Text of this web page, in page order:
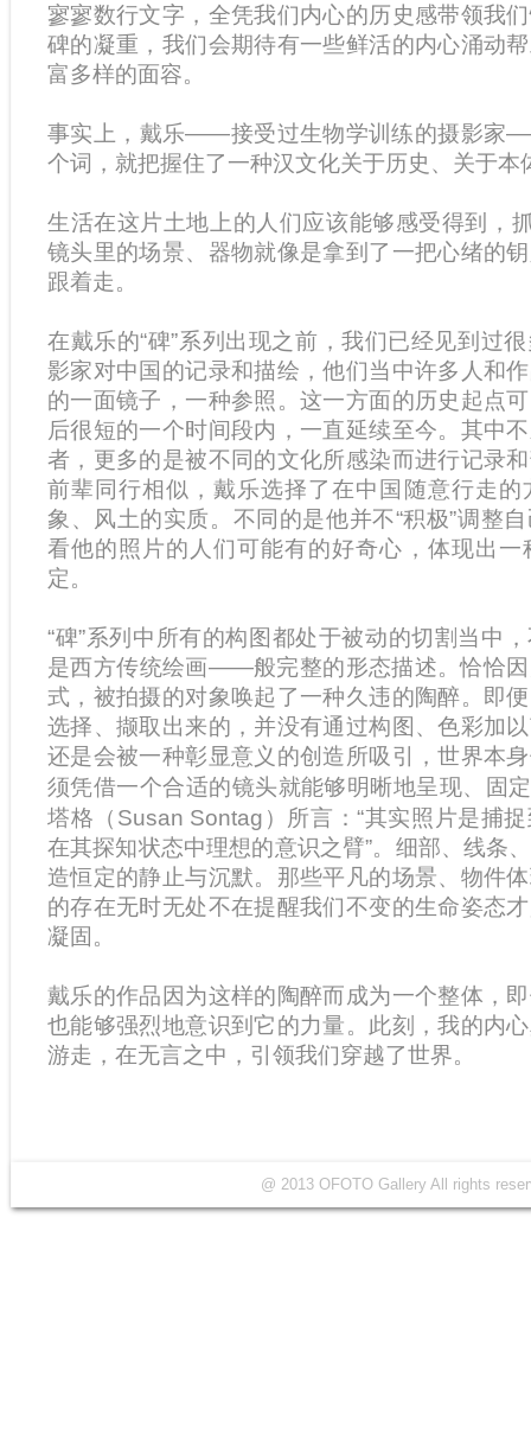
寥寥数行文字，全凭我们内心的历史感带领我
碑的凝重，我们会期待有一些鲜活的内心涌动
富多样的面容。
事实上，戴乐——接受过生物学训练的摄影家
个词，就把握住了一种汉文化关于历史、关于本
生活在这片土地上的人们应该能够感受得到，
镜头里的场景、器物就像是拿到了一把心绪的
跟着走。
在戴乐的“碑”系列出现之前，我们已经见到过
影家对中国的记录和描绘，他们当中许多人和
的一面镜子，一种参照。这一方面的历史起点
后很短的一个时间段内，一直延续至今。其中
者，更多的是被不同的文化所感染而进行记录
前辈同行相似，戴乐选择了在中国随意行走
象、风土的实质。不同的是他并不“积极”调整
看他的照片的人们可能有的好奇心，体现出
定。
“碑”系列中所有的构图都处于被动的切割当中
是西方传统绘画——般完整的形态描述。恰恰
式，被拍摄的对象唤起了一种久违的陶醉。即
选择、撷取出来的，并没有通过构图、色彩加
还是会被一种彰显意义的创造所吸引，世界本
须凭借一个合适的镜头就能够明晰地呈现、固
塔格（Susan Sontag）所言：“其实照片是捕
在其探知状态中理想的意识之臂”。细部、线条
造恒定的静止与沉默。那些平凡的场景、物件
的存在无时无处不在提醒我们不变的生命姿态
凝固。
戴乐的作品因为这样的陶醉而成为一个整体，
也能够强烈地意识到它的力量。此刻，我的内
游走，在无言之中，引领我们穿越了世界。
@ 2013 OFOTO Gallery All rights